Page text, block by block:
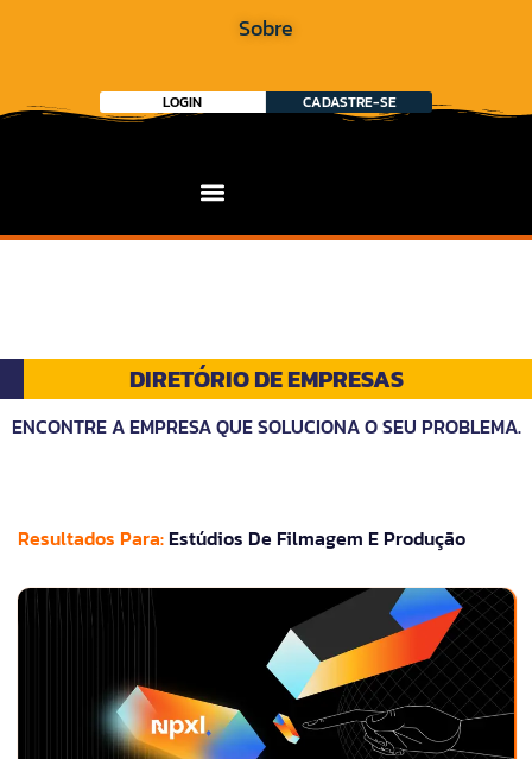
Sobre
LOGIN CADASTRE-SE
DIRETÓRIO DE EMPRESAS
ENCONTRE A EMPRESA QUE SOLUCIONA O SEU PROBLEMA.
Resultados Para: Estúdios De Filmagem E Produção